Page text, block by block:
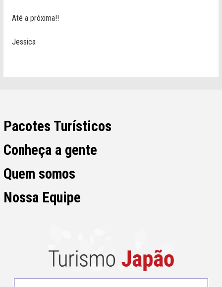
Até a próxima!!
Jessica
Pacotes Turísticos
Conheça a gente
Quem somos
Nossa Equipe